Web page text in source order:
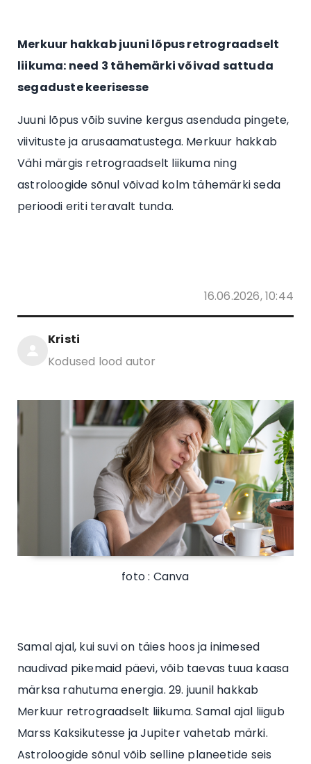
Merkuur hakkab juuni lõpus retrograadselt
liikuma: need 3 tähemärki võivad sattuda
segaduste keerisesse
Juuni lõpus võib suvine kergus asenduda pingete,
viivituste ja arusaamatustega. Merkuur hakkab
Vähi märgis retrograadselt liikuma ning
astroloogide sõnul võivad kolm tähemärki seda
perioodi eriti teravalt tunda.
16.06.2026, 10:44
Kristi
Kodused lood autor
foto : Canva
Samal ajal, kui suvi on täies hoos ja inimesed
naudivad pikemaid päevi, võib taevas tuua kaasa
märksa rahutuma energia. 29. juunil hakkab
Merkuur retrograadselt liikuma. Samal ajal liigub
Marss Kaksikutesse ja Jupiter vahetab märki.
Astroloogide sõnul võib selline planeetide seis